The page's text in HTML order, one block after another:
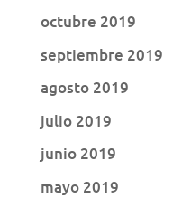
octubre 2019
septiembre 2019
agosto 2019
julio 2019
junio 2019
mayo 2019